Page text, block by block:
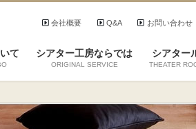
お問い合わせ
Q&A
会社概要
て シアター工房ならでは
ORIGINAL SERVICE
シアター
THEATER